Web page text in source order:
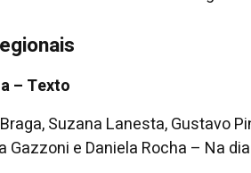
– Texto
Suzana Lanesta, Gustavo
Gazzoni e Daniela Rocha – Na